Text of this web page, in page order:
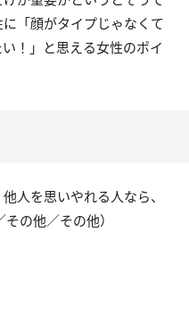
「顔がタイプじゃなくて
！」と思える女性のポイ
人を思いやれる人なら、
の他／その他）